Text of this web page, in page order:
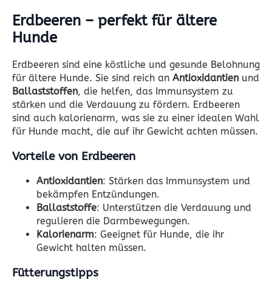
Erdbeeren – perfekt für ältere
Hunde
Erdbeeren sind eine köstliche und gesunde Belohnung
für ältere Hunde. Sie sind reich an Antioxidantien und
Ballaststoffen, die helfen, das Immunsystem zu
stärken und die Verdauung zu fördern. Erdbeeren
sind auch kalorienarm, was sie zu einer idealen Wahl
für Hunde macht, die auf ihr Gewicht achten müssen.
Vorteile von Erdbeeren
Antioxidantien: Stärken das Immunsystem und
bekämpfen Entzündungen.
Ballaststoffe: Unterstützen die Verdauung und
regulieren die Darmbewegungen.
Kalorienarm: Geeignet für Hunde, die ihr
Gewicht halten müssen.
Fütterungstipps